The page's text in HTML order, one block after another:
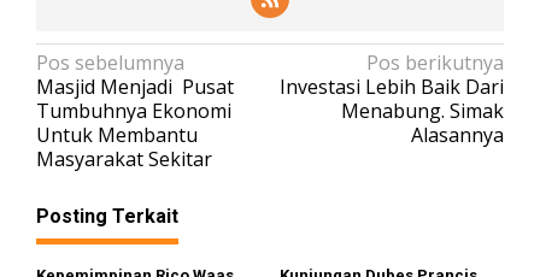
N
a
v
i
g
a
Pos sebelumnya
Masjid Menjadi Pusat
Tumbuhnya Ekonomi
Untuk Membantu
Masyarakat Sekitar
Pos berikutnya
Investasi Lebih Baik Dari
Menabung. Simak
Alasannya
Posting Terkait